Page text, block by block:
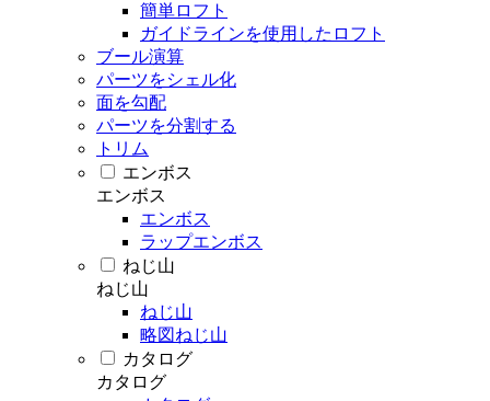
簡単ロフト
ガイドラインを使用したロフト
ブール演算
パーツをシェル化
面を勾配
パーツを分割する
トリム
エンボス
エンボス
エンボス
ラップエンボス
ねじ山
ねじ山
ねじ山
略図ねじ山
カタログ
カタログ